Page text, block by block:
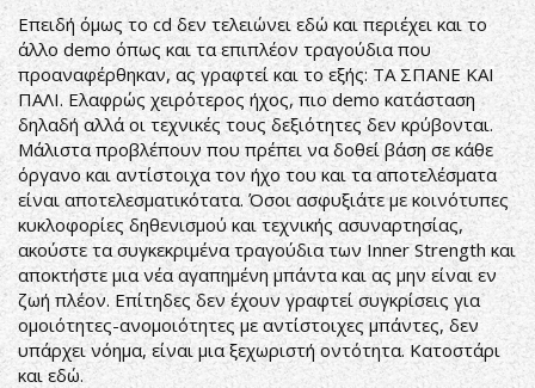
Επειδή όμως το cd δεν τελειώνει εδώ και περιέχει και το
άλλο demo όπως και τα επιπλέον τραγούδια που
προαναφέρθηκαν, ας γραφτεί και το εξής: ΤΑ ΣΠΑΝΕ ΚΑΙ
ΠΑΛΙ. Ελαφρώς χειρότερος ήχος, πιο demo κατάσταση
δηλαδή αλλά οι τεχνικές τους δεξιότητες δεν κρύβονται.
Μάλιστα προβλέπουν που πρέπει να δοθεί βάση σε κάθε
όργανο και αντίστοιχα τον ήχο του και τα αποτελέσματα
είναι αποτελεσματικότατα. Όσοι ασφυξιάτε με κοινότυπες
κυκλοφορίες δηθενισμού και τεχνικής ασυναρτησίας,
ακούστε τα συγκεκριμένα τραγούδια των Inner Strength και
αποκτήστε μια νέα αγαπημένη μπάντα και ας μην είναι εν
ζωή πλέον. Επίτηδες δεν έχουν γραφτεί συγκρίσεις για
ομοιότητες-ανομοιότητες με αντίστοιχες μπάντες, δεν
υπάρχει νόημα, είναι μια ξεχωριστή οντότητα. Κατοστάρι
και εδώ.